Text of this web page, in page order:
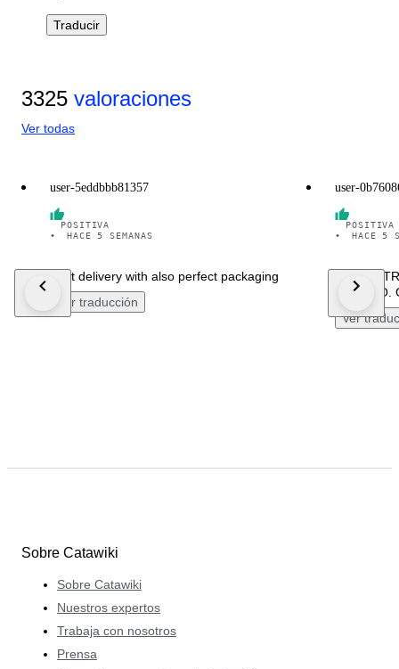
Traducir
3325 valoraciones
Ver todas
user-5eddbbb81357
POSITIVA
•
HACE 5 SEMANAS
Fast delivery with also perfect packaging
Ver traducción
user-
POSITIVA
•
HACE 5
UNA
Ver
Sobre Catawiki
Sobre Catawiki
Nuestros expertos
Trabaja con nosotros
Prensa